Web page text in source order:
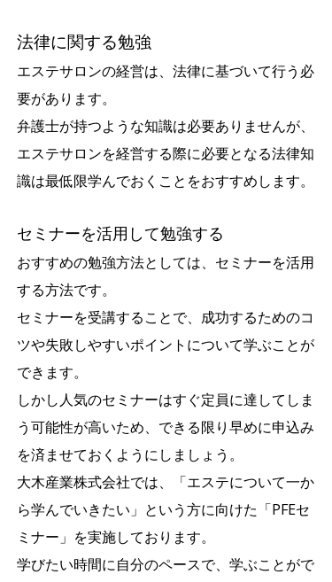
法律に関する勉強
エステサロンの経営は、法律に基づいて行う必
要があります。
弁護士が持つような知識は必要ありませんが、
エステサロンを経営する際に必要となる法律知
識は最低限学んでおくことをおすすめします。
セミナーを活用して勉強する
おすすめの勉強方法としては、セミナーを活用
する方法です。
セミナーを受講することで、成功するためのコ
ツや失敗しやすいポイントについて学ぶことが
できます。
しかし人気のセミナーはすぐ定員に達してしま
う可能性が高いため、できる限り早めに申込み
を済ませておくようにしましょう。
大木産業株式会社では、「エステについて一か
ら学んでいきたい」という方に向けた「PFEセ
ミナー」を実施しております。
学びたい時間に自分のペースで、学ぶことがで